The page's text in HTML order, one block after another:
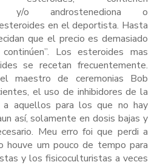
y/o androstenediona o
en el deportista. Hasta
que el precio es demasiado
Los esteroides mas
se recetan frecuentemente.
maestro de ceremonias Bob
el uso de inhibidores de la
aquellos para los que no hay
así, solamente en dosis bajas y
Meu erro foi que perdi a
houve um pouco de tempo para
y los fisicoculturistas a veces